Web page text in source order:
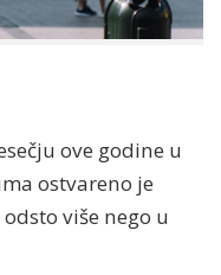
ove godine u
ostvareno je
više nego u